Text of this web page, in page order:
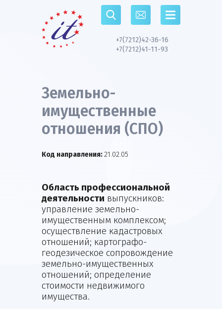
Перейти к основному содержанию
+7(7212)42-36-16
+7(7212)41-11-93
Земельно-
имущественные
отношения (СПО)
Код направления:21.02.05
Область профессиональной
деятельности выпускников:
управление земельно-
имущественным комплексом;
осуществление кадастровых
отношений; картографо-
геодезическое сопровождение
земельно-имущественных
отношений; определение
стоимости недвижимого
имущества.